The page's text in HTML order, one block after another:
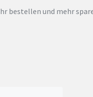
bestellen und mehr